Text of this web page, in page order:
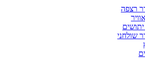
רצפה
שולחני